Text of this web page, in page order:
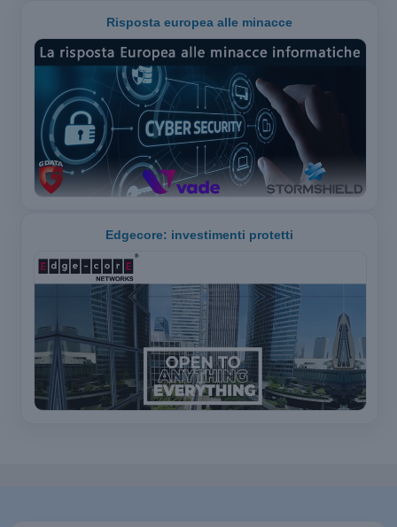
Risposta europea alle minacce
Edgecore: investimenti protetti